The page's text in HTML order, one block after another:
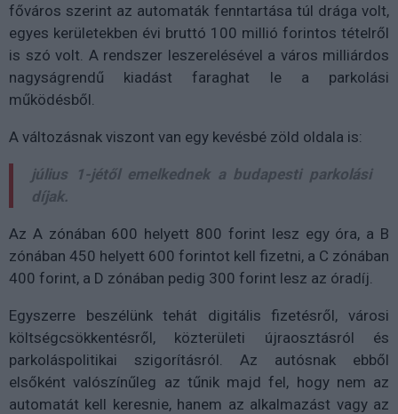
főváros szerint az automaták fenntartása túl drága volt,
egyes kerületekben évi bruttó 100 millió forintos tételről
is szó volt. A rendszer leszerelésével a város milliárdos
nagyságrendű kiadást faraghat le a parkolási
működésből.
A változásnak viszont van egy kevésbé zöld oldala is:
július 1-jétől emelkednek a budapesti parkolási
díjak.
Az A zónában 600 helyett 800 forint lesz egy óra, a B
zónában 450 helyett 600 forintot kell fizetni, a C zónában
400 forint, a D zónában pedig 300 forint lesz az óradíj.
Egyszerre beszélünk tehát digitális fizetésről, városi
költségcsökkentésről, közterületi újraosztásról és
parkoláspolitikai szigorításról. Az autósnak ebből
elsőként valószínűleg az tűnik majd fel, hogy nem az
automatát kell keresnie, hanem az alkalmazást vagy az